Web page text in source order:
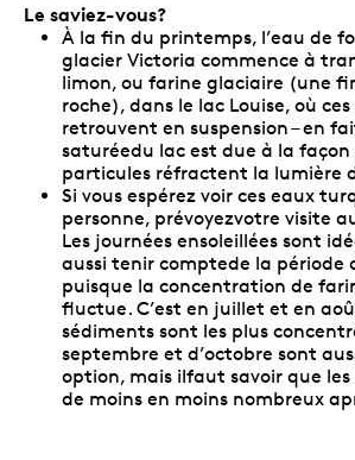
Le saviez-vous?
À la fin du printemps, l’eau de
glacier Victoria commence à
limon, ou farine glaciaire (une
roche), dans le lac Louise, où
retrouvent en suspension – en
saturéedu lac est due à la façon
particules réfractent la lumière
Si vous espérez voir ces eaux
personne, prévoyezvotre visite
Les journées ensoleillées sont
aussi tenir comptede la période
puisque la concentration de
fluctue. C’est en juillet et en
sédiments sont les plus
septembre et d’octobre sont
option, mais ilfaut savoir que
de moins en moins nombreux